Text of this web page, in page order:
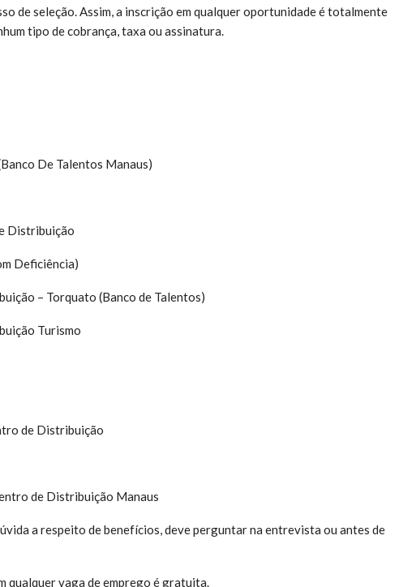
de seleção. Assim, a inscrição em qualquer oportunidade é totalmente
tipo de cobrança, taxa ou assinatura.
De Talentos Manaus)
Distribuição
Deficiência)
– Torquato (Banco de Talentos)
Turismo
de Distribuição
de Distribuição Manaus
a respeito de benefícios, deve perguntar na entrevista ou antes de
qualquer vaga de emprego é gratuita.